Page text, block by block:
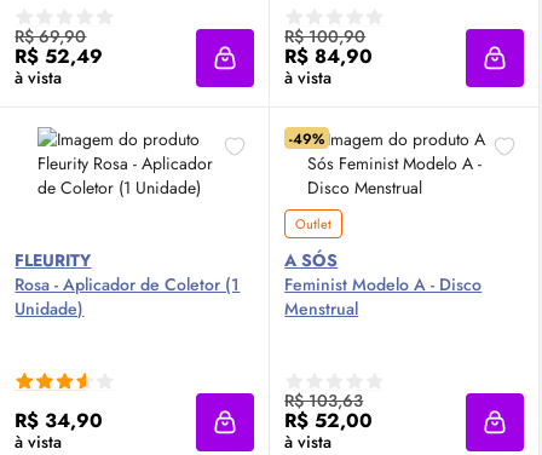
R$ 69,90
R$ 52,49
à vista Adicionar à sacola
R$ 100,90
R$ 84,90
à vista
FLEURITY
Rosa - Aplicador de Coletor (1
Unidade)
R$ 34,90
à vista Adicionar à sacola
-49%
Outlet
A SÓS
Feminist Modelo A - Disco
Menstrual
R$ 103,63
R$ 52,00
à vista